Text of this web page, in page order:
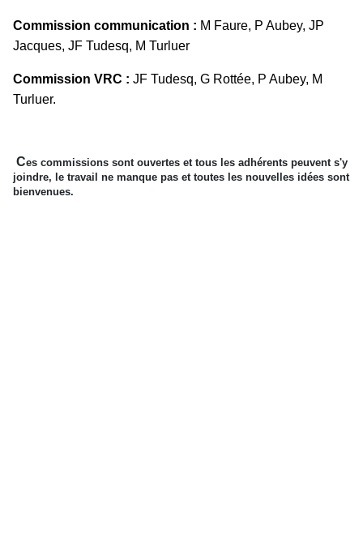
Commission communication : M Faure, P Aubey, JP
Jacques, JF Tudesq, M Turluer
Commission VRC : JF Tudesq, G Rottée, P Aubey, M
Turluer.
Ces commissions sont ouvertes et tous les adhérents peuvent s'y
joindre, le travail ne manque pas et toutes les nouvelles idées sont
bienvenues.